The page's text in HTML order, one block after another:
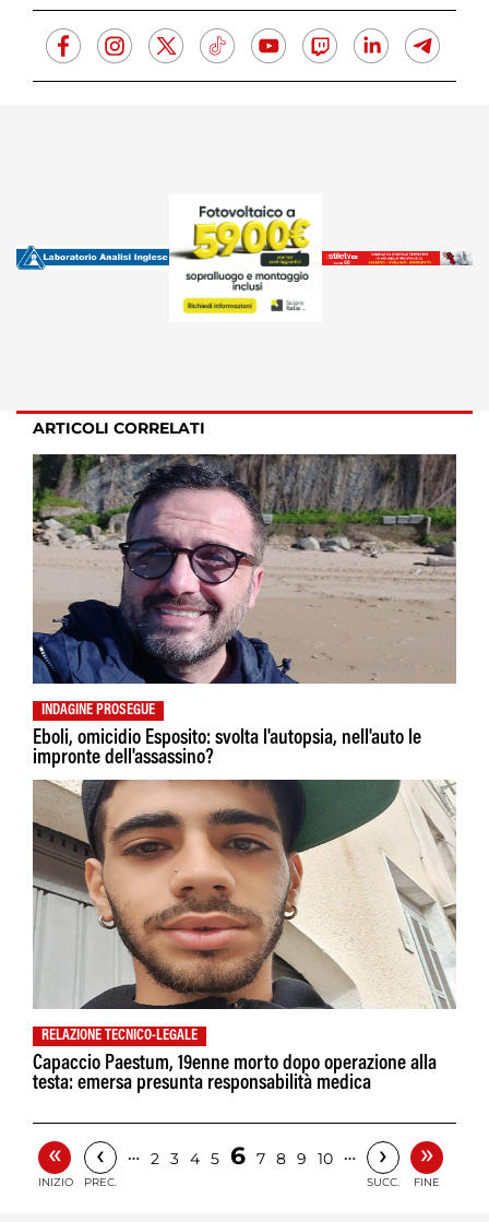
ARTICOLI CORRELATI
INDAGINE PROSEGUE
Eboli, omicidio Esposito: svolta l'autopsia, nell'auto le
impronte dell'assassino?
RELAZIONE TECNICO-LEGALE
Capaccio Paestum, 19enne morto dopo operazione alla
testa: emersa presunta responsabilità medica
«
INIZIO
‹
PREC.
… 2 3 4 5 6 7 8 9 10 … ›
SUCC.
»
FINE